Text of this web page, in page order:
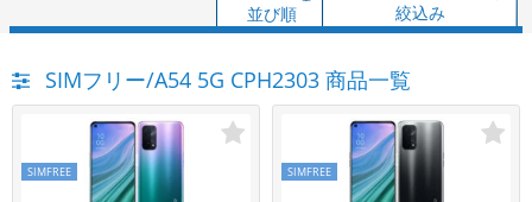
並び順 絞込み
SIMフリー/A54 5G CPH2303 商品一覧
SIMFREE SIMFREE
人気の検索ワード： Let's noteEliteBookMacBook
カテゴリー
商品ジャンルの絞り込み
「スマートフォン」「タブレット」など